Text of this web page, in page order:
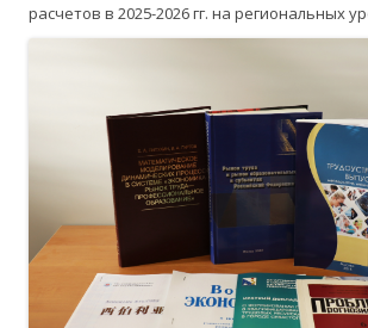
расчетов в 2025-2026 гг. на региональных